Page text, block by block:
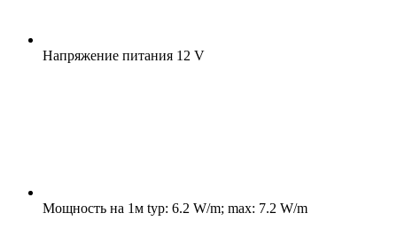
Напряжение питания 12 V
Мощность на 1м typ: 6.2 W/m; max: 7.2 W/m